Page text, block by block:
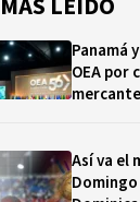
Panamá
OEA
mercante
Así va el